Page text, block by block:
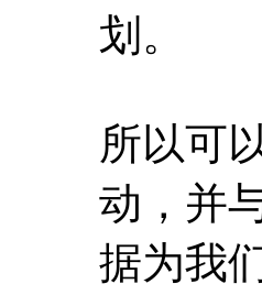
划。
所以可
动，并
据为我